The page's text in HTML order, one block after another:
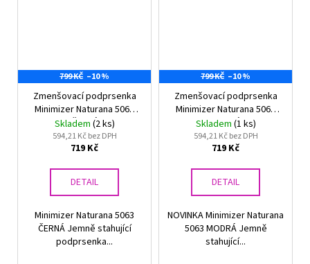
799 KČ –10 %
Zmenšovací podprsenka
Minimizer Naturana 5063
ČERNÁ
Skladem (2 ks)
594,21 Kč bez DPH
719 Kč
DETAIL
Minimizer Naturana 5063
ČERNÁ Jemně stahující
podprsenka...
799 KČ –10 %
Zmenšovací podprsenka
Minimizer Naturana 5063
MODRÁ
Skladem (1 ks)
594,21 Kč bez DPH
719 Kč
DETAIL
NOVINKA Minimizer Naturana
5063 MODRÁ Jemně
stahující...